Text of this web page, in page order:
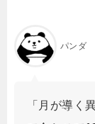
パンダ
「月が導く